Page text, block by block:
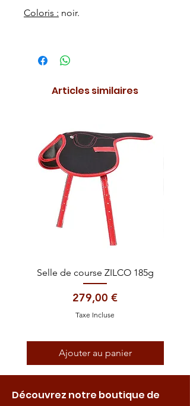
Coloris : noir.
Articles similaires
Selle de course ZILCO 185g
Prix
279,00 €
Taxe Incluse
Ajouter au panier
Découvrez notre boutique de